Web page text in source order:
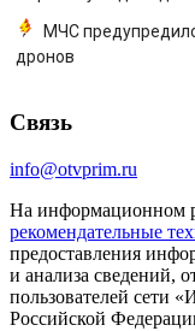
МЧС
дронов
Связь
info@otvprim.ru
На информационном
рекомендательные
предоставления
и анализа сведений,
пользователей сети
Российской